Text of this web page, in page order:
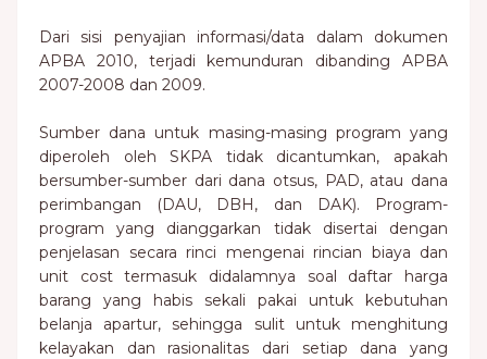
Dari sisi penyajian informasi/data dalam dokumen
APBA 2010, terjadi kemunduran dibanding APBA
2007-2008 dan 2009.
Sumber dana untuk masing-masing program yang
diperoleh oleh SKPA tidak dicantumkan, apakah
bersumber-sumber dari dana otsus, PAD, atau dana
perimbangan (DAU, DBH, dan DAK). Program-
program yang dianggarkan tidak disertai dengan
penjelasan secara rinci mengenai rincian biaya dan
unit cost termasuk didalamnya soal daftar harga
barang yang habis sekali pakai untuk kebutuhan
belanja apartur, sehingga sulit untuk menghitung
kelayakan dan rasionalitas dari setiap dana yang